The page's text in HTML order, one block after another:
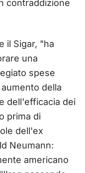
contraddizione
il Sigar, "ha
una
spese
della
dell'efficacia dei
prima di
dell'ex
Neumann:
americano